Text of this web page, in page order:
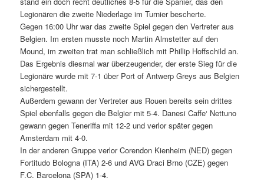
Legionären die zweite Niederlage im Turnier bescherte.
Gegen 16:00 Uhr war das zweite Spiel gegen den Vertreter aus
Belgien. Im ersten musste noch Martin Almstetter auf den
Mound, im zweiten trat man schließlich mit Phillip Hoffschild an.
Das Ergebnis diesmal war überzeugender, der erste Sieg für die
Legionäre wurde mit 7-1 über Port of Antwerp Greys aus Belgien
sichergestellt.
Außerdem gewann der Vertreter aus Rouen bereits sein drittes
Spiel ebenfalls gegen die Belgier mit 5-4. Danesi Caffe‘ Nettuno
gewann gegen Teneriffa mit 12-2 und verlor später gegen
Amsterdam mit 4-0.
In der anderen Gruppe verlor Corendon Kienheim (NED) gegen
Fortitudo Bologna (ITA) 2-6 und AVG Draci Brno (CZE) gegen
F.C. Barcelona (SPA) 1-4.